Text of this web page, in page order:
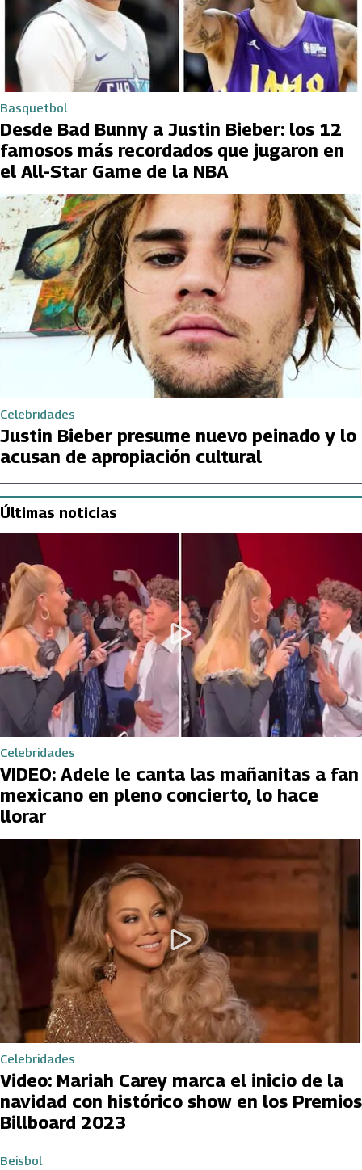
Basquetbol
Desde Bad Bunny a Justin Bieber: los 12
famosos más recordados que jugaron en
el All-Star Game de la NBA
Celebridades
Justin Bieber presume nuevo peinado y lo
acusan de apropiación cultural
Últimas noticias
Celebridades
VIDEO: Adele le canta las mañanitas a fan
mexicano en pleno concierto, lo hace
llorar
Celebridades
Video: Mariah Carey marca el inicio de la
navidad con histórico show en los Premios
Billboard 2023
Beisbol